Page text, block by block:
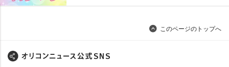
このページのトップへ